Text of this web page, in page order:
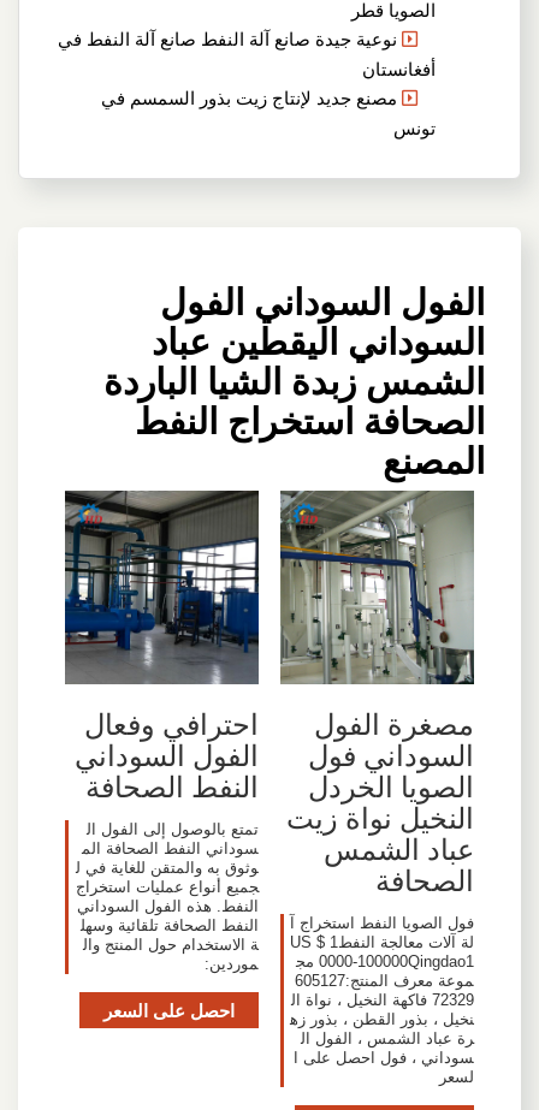
الصويا قطر
نوعية جيدة صانع آلة النفط صانع آلة النفط في
أفغانستان
مصنع جديد لإنتاج زيت بذور السمسم في
تونس
الفول السوداني الفول
السوداني اليقطين عباد
الشمس زبدة الشيا الباردة
الصحافة استخراج النفط
المصنع
مصغرة الفول
السوداني فول
الصويا الخردل
النخيل نواة زيت
عباد الشمس
الصحافة
فول الصويا النفط استخراج آ
لة آلات معالجة النفطUS $ 1
0000-100000Qingdao1 مج
موعة معرف المنتج:605127
72329 فاكهة النخيل ، نواة ال
نخيل ، بذور القطن ، بذور زه
رة عباد الشمس ، الفول ال
سوداني ، فول احصل على ا
لسعر
احترافي وفعال
الفول السوداني
النفط الصحافة
تمتع بالوصول إلى الفول ال
سوداني النفط الصحافة الم
وثوق به والمتقن للغاية في ل
جميع أنواع عمليات استخراج
النفط. هذه الفول السوداني
النفط الصحافة تلقائية وسهل
ة الاستخدام حول المنتج وال
موردين:
احصل على السعر